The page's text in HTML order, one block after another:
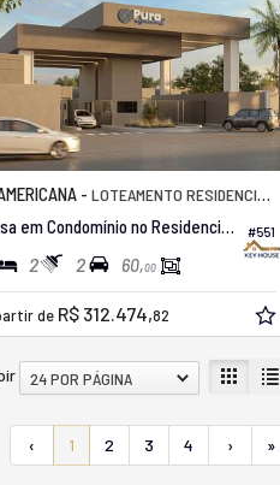
#551
- LOTEAMENTO RESIDENCIAL E COMERCIAL BAIRRO PACAEMBU
Casa em Condomínio no Residencial Americana
2 2 60,00
de R$ 312.474,82
24 POR PÁGINA
‹ 1 2 3 4 › »